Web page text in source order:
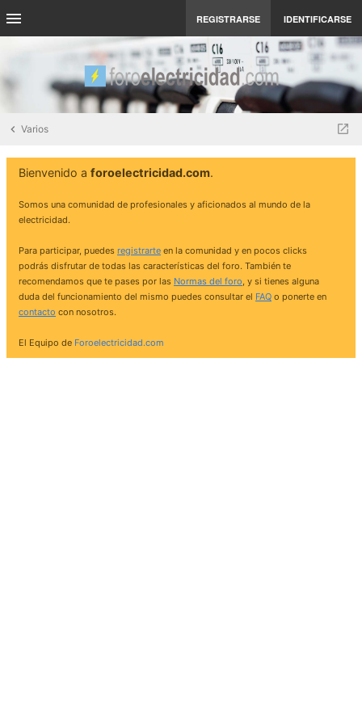
REGISTRARSE IDENTIFICARSE
Varios
Bienvenido a foroelectricidad.com.
Somos una comunidad de profesionales y aficionados al mundo de la
electricidad.
Para participar, puedes registrarte en la comunidad y en pocos clicks
podrás disfrutar de todas las características del foro. También te
recomendamos que te pases por las Normas del foro, y si tienes alguna
duda del funcionamiento del mismo puedes consultar el FAQ o ponerte en
contacto con nosotros.
El Equipo de Foroelectricidad.com